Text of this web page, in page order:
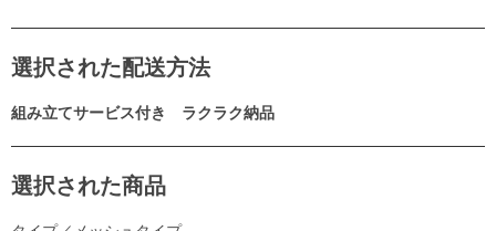
選択された配送方法
組み立てサービス付き ラクラク納品
選択された商品